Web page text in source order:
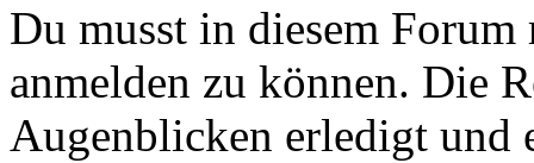
Du musst in diesem
anmelden zu können. Die
Augenblicken erledigt und